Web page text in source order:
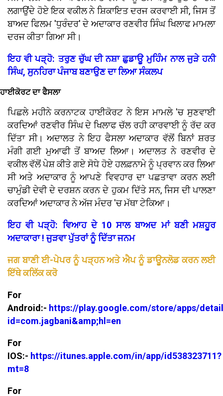
ਲਗਾਉਂਦੇ ਹੋਏ ਇਕ ਵਕੀਲ ਨੇ ਸ਼ਿਕਾਇਤ ਦਰਜ ਕਰਵਾਈ ਸੀ, ਜਿਸ ਤੋਂ
ਬਾਅਦ ਫਿਲਮ 'ਧੁਰੰਦਰ' ਦੇ ਅਦਾਕਾਰ ਰਣਵੀਰ ਸਿੰਘ ਖਿਲਾਫ ਮਾਮਲਾ
ਦਰਜ ਕੀਤਾ ਗਿਆ ਸੀ।
ਇਹ ਵੀ ਪੜ੍ਹੋ: ਤਰੁਣ ਚੁੱਘ ਦੀ ਨਸ਼ਾ ਛੁਡਾਊ ਮੁਹਿੰਮ ਨਾਲ ਜੁੜੇ ਹਨੀ
ਸਿੰਘ, ਸੁਨਹਿਰਾ ਪੰਜਾਬ ਬਣਾਉਣ ਦਾ ਲਿਆ ਸੰਕਲਪ
ਹਾਈਕੋਰਟ ਦਾ ਫੈਸਲਾ
ਪਿਛਲੇ ਮਹੀਨੇ ਕਰਨਾਟਕ ਹਾਈਕੋਰਟ ਨੇ ਇਸ ਮਾਮਲੇ 'ਚ ਸੁਣਵਾਈ
ਕਰਦਿਆਂ ਰਣਵੀਰ ਸਿੰਘ ਦੇ ਖਿਲਾਫ ਚੱਲ ਰਹੀ ਕਾਰਵਾਈ ਨੂੰ ਰੱਦ ਕਰ
ਦਿੱਤਾ ਸੀ। ਅਦਾਲਤ ਨੇ ਇਹ ਫੈਸਲਾ ਅਦਾਕਾਰ ਵੱਲੋਂ ਬਿਨਾਂ ਸ਼ਰਤ
ਮੰਗੀ ਗਈ ਮੁਆਫੀ ਤੋਂ ਬਾਅਦ ਲਿਆ। ਅਦਾਲਤ ਨੇ ਰਣਵੀਰ ਦੇ
ਵਕੀਲ ਵੱਲੋਂ ਪੇਸ਼ ਕੀਤੇ ਗਏ ਸੋਧੇ ਹੋਏ ਹਲਫ਼ਨਾਮੇ ਨੂੰ ਪ੍ਰਵਾਨ ਕਰ ਲਿਆ
ਸੀ ਅਤੇ ਅਦਾਕਾਰ ਨੂੰ ਆਪਣੇ ਵਿਵਹਾਰ ਦਾ ਪਛਤਾਵਾ ਕਰਨ ਲਈ
ਚਾਮੁੰਡੀ ਦੇਵੀ ਦੇ ਦਰਸ਼ਨ ਕਰਨ ਦੇ ਹੁਕਮ ਦਿੱਤੇ ਸਨ, ਜਿਸ ਦੀ ਪਾਲਣਾ
ਕਰਦਿਆਂ ਅਦਾਕਾਰ ਨੇ ਅੱਜ ਮੰਦਰ 'ਚ ਮੱਥਾ ਟੇਕਿਆ।
ਇਹ ਵੀ ਪੜ੍ਹੋ: ਵਿਆਹ ਦੇ 10 ਸਾਲ ਬਾਅਦ ਮਾਂ ਬਣੀ ਮਸ਼ਹੂਰ
ਅਦਾਕਾਰਾ ! ਜੁੜਵਾ ਪੁੱਤਰਾਂ ਨੂੰ ਦਿੱਤਾ ਜਨਮ
ਜਗ ਬਾਣੀ ਈ-ਪੇਪਰ ਨੂੰ ਪੜ੍ਹਨ ਅਤੇ ਐਪ ਨੂੰ ਡਾਊਨਲੋਡ ਕਰਨ ਲਈ
ਇੱਥੇ ਕਲਿੱਕ ਕਰੋ
For
Android:- https://play.google.com/store/apps/
id=com.jagbani&amp;hl=en
For
IOS:- https://itunes.apple.com/in/app/id538323711?
mt=8
For